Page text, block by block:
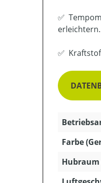
✅
erleichtern.
✅
Farbe
Hubraum